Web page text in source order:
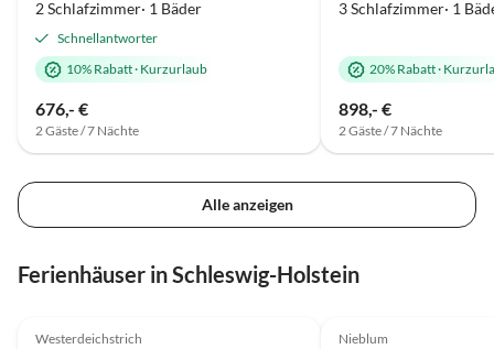
2 Schlafzimmer· 1 Bäder
Schnellantworter
10% Rabatt· Kurzurlaub
676,- €
2 Gäste / 7 Nächte
3 Schlafzimmer· 1
20% Rabatt·
898,- €
2 Gäste / 7 Nächte
Alle anzeigen
Ferienhäuser in Schleswig-Holstein
Westerdeichstrich Nieblum